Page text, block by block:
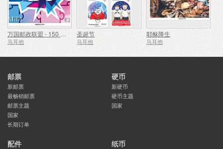
万国邮政联盟 - 150 周年
马耳他
圣诞节
马耳他
耶稣降生
马耳他
邮票
新邮票
最畅销邮票
邮票主题
国家
长期订单
硬币
新硬币
硬币主题
国家
配件
纸币